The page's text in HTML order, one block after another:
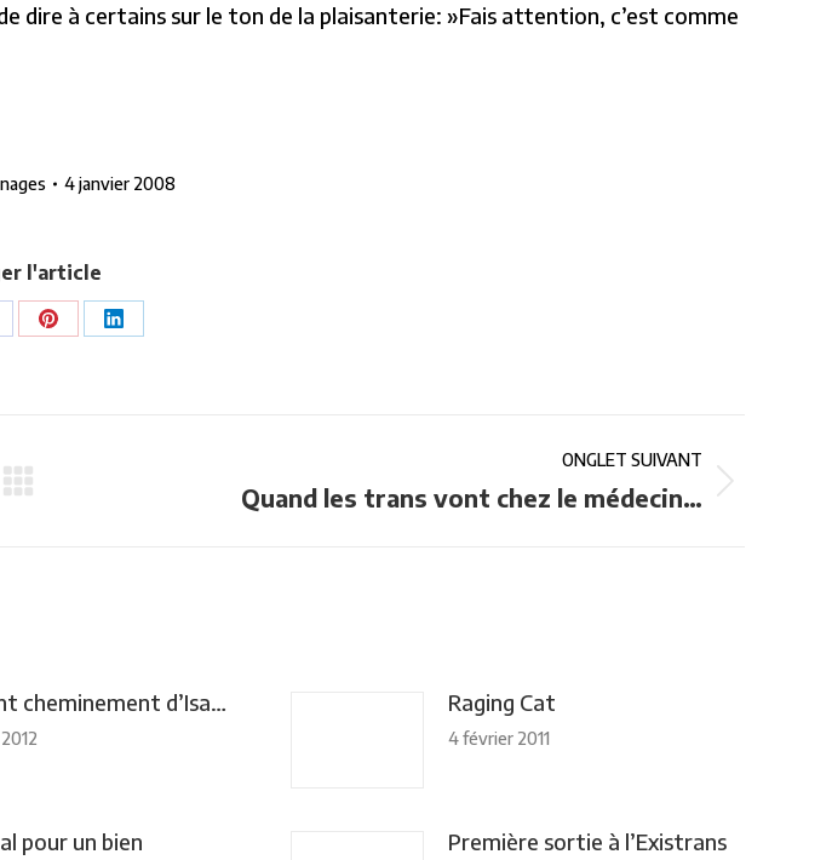
dire à certains sur le ton de la plaisanterie: »Fais attention, c’est comme
4 janvier 2008
l'article
PartagerPartager
ONGLET SUIVANT
Quand les trans vont chez le médecin…
cheminement d’Isa… Raging Cat
4 février 2011
pour un bien Première sortie à l’Existrans